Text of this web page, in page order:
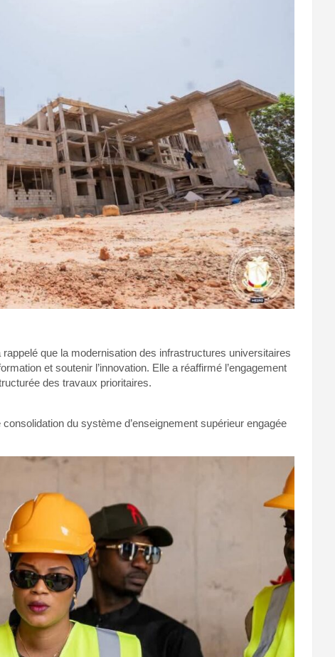
que la modernisation des infrastructures universitaires
et soutenir l’innovation. Elle a réaffirmé l’engagement
des travaux prioritaires.
du système d’enseignement supérieur engagée